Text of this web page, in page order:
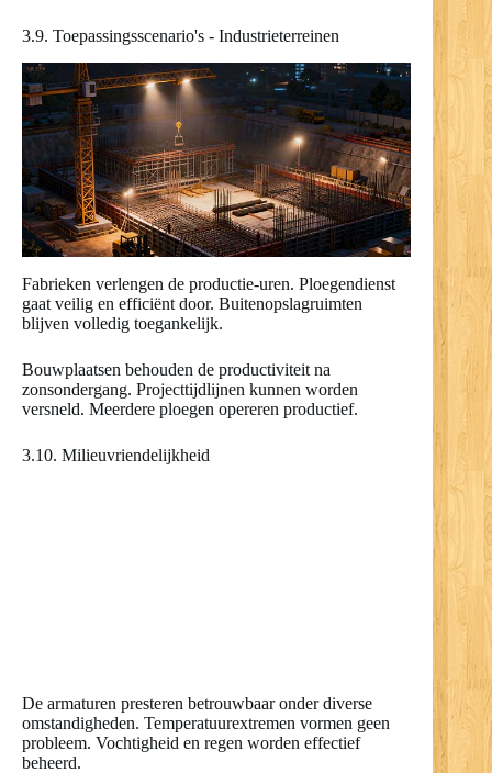
3.9. Toepassingsscenario's - Industrieterreinen
Fabrieken verlengen de productie-uren. Ploegendienst
gaat veilig en efficiënt door. Buitenopslagruimten
blijven volledig toegankelijk.
Bouwplaatsen behouden de productiviteit na
zonsondergang. Projecttijdlijnen kunnen worden
versneld. Meerdere ploegen opereren productief.
3.10. Milieuvriendelijkheid
De armaturen presteren betrouwbaar onder diverse
omstandigheden. Temperatuurextremen vormen geen
probleem. Vochtigheid en regen worden effectief
beheerd.